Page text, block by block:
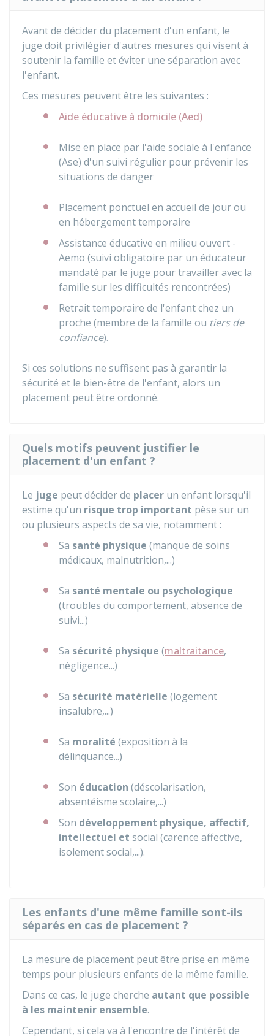
Avant de décider du placement d'un enfant, le
juge doit privilégier d'autres mesures qui visent à
soutenir la famille et éviter une séparation avec
l'enfant.
Ces mesures peuvent être les suivantes :
Aide éducative à domicile (Aed)
Mise en place par l'aide sociale à l'enfance
(Ase) d'un suivi régulier pour prévenir les
situations de danger
Placement ponctuel en accueil de jour ou
en hébergement temporaire
Assistance éducative en milieu ouvert -
Aemo (suivi obligatoire par un éducateur
mandaté par le juge pour travailler avec la
famille sur les difficultés rencontrées)
Retrait temporaire de l'enfant chez un
proche (membre de la famille ou tiers de
confiance).
Si ces solutions ne suffisent pas à garantir la
sécurité et le bien-être de l'enfant, alors un
placement peut être ordonné.
Quels motifs peuvent justifier le
placement d'un enfant ?
Le juge peut décider de placer un enfant lorsqu'il
estime qu'un risque trop important pèse sur un
ou plusieurs aspects de sa vie, notamment :
Sa santé physique (manque de soins
médicaux, malnutrition,...)
Sa santé mentale ou psychologique
(troubles du comportement, absence de
suivi...)
Sa sécurité physique (maltraitance,
négligence...)
Sa sécurité matérielle (logement
insalubre,...)
Sa moralité (exposition à la
délinquance...)
Son éducation (déscolarisation,
absentéisme scolaire,...)
Son développement physique, affectif,
intellectuel et social (carence affective,
isolement social,...).
Les enfants d'une même famille sont-ils
séparés en cas de placement ?
La mesure de placement peut être prise en même
temps pour plusieurs enfants de la même famille.
Dans ce cas, le juge cherche autant que possible
à les maintenir ensemble.
Cependant, si cela va à l'encontre de l'intérêt de